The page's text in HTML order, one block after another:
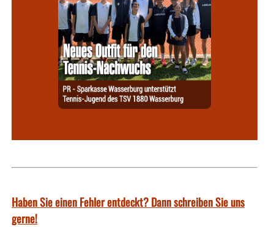
Haben Sie einen Fehler entdeckt? Dann schreiben Sie uns
gerne!